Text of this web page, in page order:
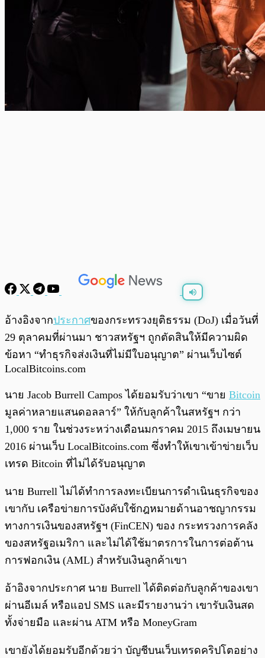
พร้อมเล่น 0:00
อ้างอิงจากประกาศของกระทรวงยุติธรรม (DoJ) เมื่อวันที่
29 ตุลาคมที่ผ่านมา ชาวสหรัฐฯ ถูกตัดสินให้มีความผิด
ข้อหา “ทำธุรกิจส่งเงินที่ไม่มีใบอนุญาต” ผ่านเว็บไซต์
LocalBitcoins.com
นาย Jacob Burrell Campos ได้ยอมรับว่าเขา “ขาย Bitcoin
มูลค่าหลายแสนดอลลาร์” ให้กับลูกค้าในสหรัฐฯ กว่า
1,000 ราย ในช่วงระหว่างเดือนมกราคม 2015 ถึงเมษายน
2016 ผ่านเว็บ LocalBitcoins.com ซึ่งทำให้เขาเข้าข่ายเว็บ
เทรด Bitcoin ที่ไม่ได้รับอนุญาต
นาย Burrell ไม่ได้ทำการลงทะเบียนการดำเนินธุรกิจของ
เขากับ เครือข่ายการบังคับใช้กฎหมายด้านอาชญากรรม
ทางการเงินของสหรัฐฯ (FinCEN) ของ กระทรวงการคลัง
ของสหรัฐอเมริกา และไม่ได้ใช้มาตรการในการต่อต้าน
การฟอกเงิน (AML) สำหรับเงินลูกค้าเขา
อ้าอิงจากประกาศ นาย Burrell ได้ติดต่อกับลูกค้าของเขา
ผ่านอีเมล์ หรือแอป SMS และมีรายงานว่า เขารับเงินสด
ทั้งจ่ายมือ และผ่าน ATM หรือ MoneyGram
เขายังได้ยอมรับอีกด้วยว่า บัญชีบนเว็บเทรดคริปโตอย่าง